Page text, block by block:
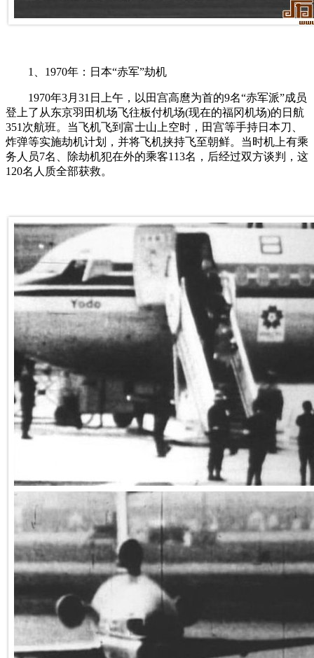
1、1970年：日本“赤军”劫机
1970年3月31日上午，以田宫高麿为首的9名“赤军派”成员
登上了从东京羽田机场飞往板付机场(现在的福冈机场)的日航
351次航班。当飞机飞到富士山上空时，田宫等手持日本刀、
炸弹等实施劫机计划，并将飞机挟持飞至朝鲜。当时机上有乘
务人员7名、除劫机犯在外的乘客113名，后经过双方谈判，这
120名人质全部获救。